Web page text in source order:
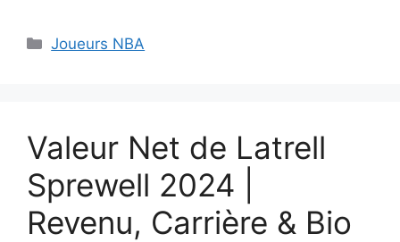
Categories
Joueurs NBA
Valeur Net de Latrell
Sprewell 2024 |
Revenu, Carrière & Bio